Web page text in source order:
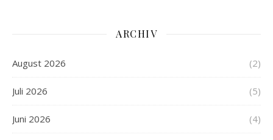
ARCHIV
August 2026 (2)
Juli 2026 (5)
Juni 2026 (4)